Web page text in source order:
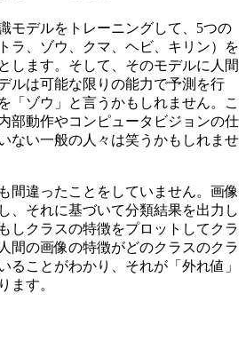
モデルをトレーニングして、5つの
ラ、ゾウ、クマ、ヘビ、キリン）を
します。そして、そのモデルに人間
ルは可能な限りの能力で予測を行
「ゾウ」と言うかもしれません。こ
部動作やコンピュータビジョンの仕
ない一般の人々は笑うかもしれませ
間違ったことをしていません。画像
、それに基づいて分類結果を出力し
しクラスの特徴をプロットしてクラ
間の画像の特徴がどのクラスのクラ
ることがわかり、それが「外れ値」
ます。